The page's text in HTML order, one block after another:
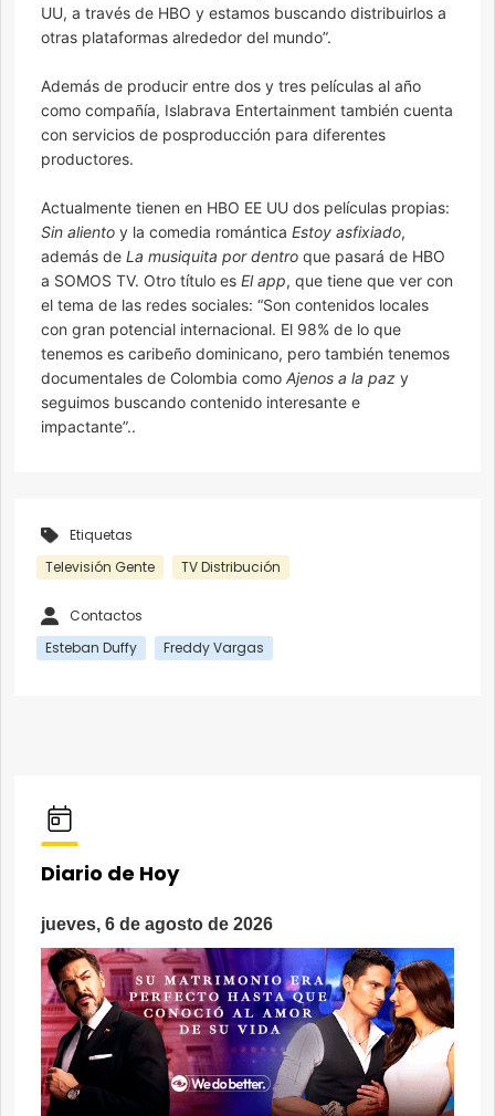
UU, a través de HBO y estamos buscando distribuirlos a
otras plataformas alrededor del mundo”.
Además de producir entre dos y tres películas al año
como compañía, Islabrava Entertainment también cuenta
con servicios de posproducción para diferentes
productores.
Actualmente tienen en HBO EE UU dos películas propias:
Sin aliento y la comedia romántica Estoy asfixiado,
además de La musiquita por dentro que pasará de HBO
a SOMOS TV. Otro título es El app, que tiene que ver con
el tema de las redes sociales: “Son contenidos locales
con gran potencial internacional. El 98% de lo que
tenemos es caribeño dominicano, pero también tenemos
documentales de Colombia como Ajenos a la paz y
seguimos buscando contenido interesante e
impactante”..
Etiquetas
Televisión Gente
TV Distribución
Contactos
Esteban Duffy
Freddy Vargas
Diario de Hoy
jueves, 6 de agosto de 2026